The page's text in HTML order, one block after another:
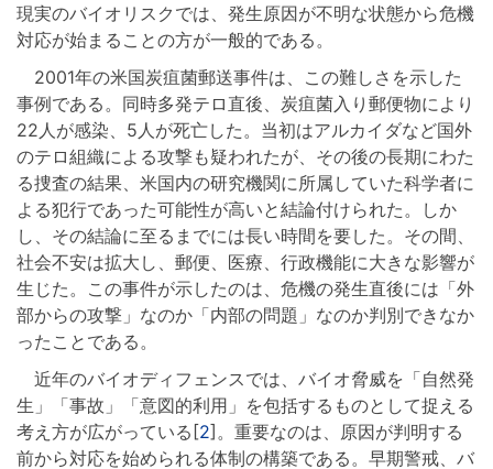
現実のバイオリスクでは、発生原因が不明な状態から危機
対応が始まることの方が一般的である。
2001年の米国炭疽菌郵送事件は、この難しさを示した
事例である。同時多発テロ直後、炭疽菌入り郵便物により
22人が感染、5人が死亡した。当初はアルカイダなど国外
のテロ組織による攻撃も疑われたが、その後の長期にわた
る捜査の結果、米国内の研究機関に所属していた科学者に
よる犯行であった可能性が高いと結論付けられた。しか
し、その結論に至るまでには長い時間を要した。その間、
社会不安は拡大し、郵便、医療、行政機能に大きな影響が
生じた。この事件が示したのは、危機の発生直後には「外
部からの攻撃」なのか「内部の問題」なのか判別できなか
ったことである。
近年のバイオディフェンスでは、バイオ脅威を「自然発
生」「事故」「意図的利用」を包括するものとして捉える
考え方が広がっている[2]。重要なのは、原因が判明する
前から対応を始められる体制の構築である。早期警戒、バ